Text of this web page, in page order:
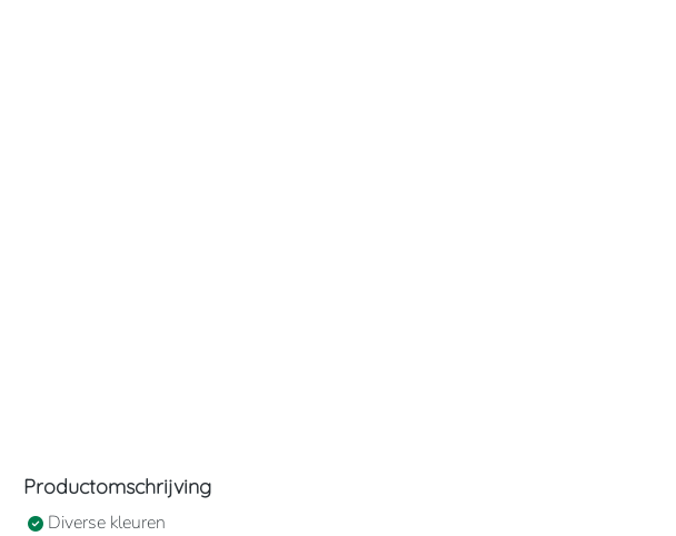
Productomschrijving
Diverse kleuren